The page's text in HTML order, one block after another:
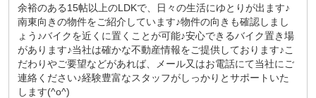
余裕のある15帖以上のLDKで、日々の生活にゆとりが出ます♪
南東向きの物件をご紹介しています♪物件の向きも確認しまし
ょう♪バイクを近くに置くことが可能♪安心できるバイク置き場
があります♪当社は確かな不動産情報をご提供しております♪こ
だわりやご要望などがあれば、メール又はお電話にて当社にご
連絡ください♪経験豊富なスタッフがしっかりとサポートいた
します(^o^)